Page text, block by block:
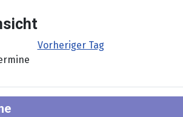
Vorheriger Tag